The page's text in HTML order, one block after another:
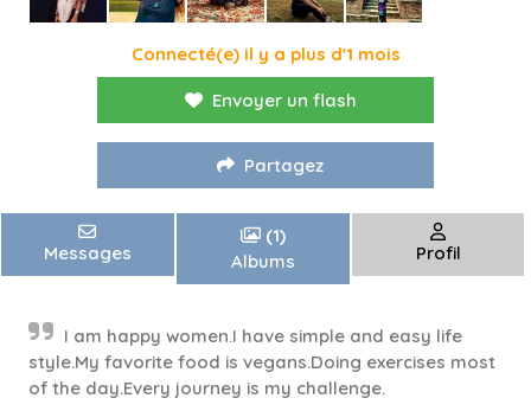
Connecté(e) il y a plus d'1 mois
Envoyer un flash
Partagez
Messages
(1)
Albums
Profil
I am happy women.I have simple and easy life
style.My favorite food is vegans.Doing exercises most
of the day.Every journey is my challenge.